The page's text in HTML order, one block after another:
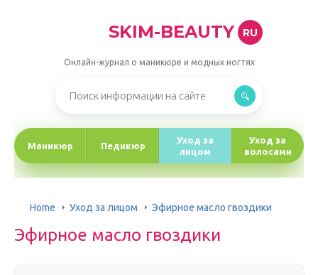
SKIM-BEAUTY RU
Онлайн-журнал о маникюре и модных ногтях
Маникюр Педикюр
Уход за
лицом
Уход за
волосами
Home Уход за лицом Эфирное масло гвоздики
Эфирное масло гвоздики